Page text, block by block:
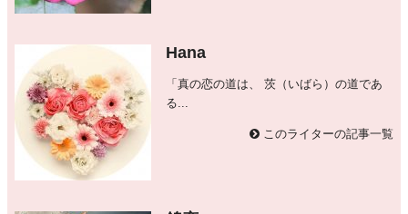
Hana
「真の恋の道は、 茨（いばら）の道であ
る...
このライターの記事一覧